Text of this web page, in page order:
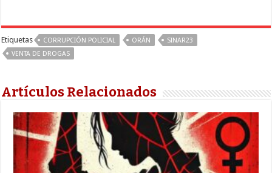
Etiquetas CORRUPCIÓN POLICIAL ORÁN
SINAR23
VENTA DE DROGAS
Artículos Relacionados